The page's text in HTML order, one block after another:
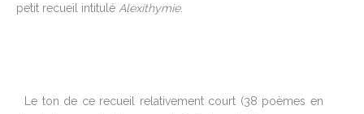
petit recueil intitulé Alexithymie.
Le ton de ce recueil relativement court (38 poèmes en